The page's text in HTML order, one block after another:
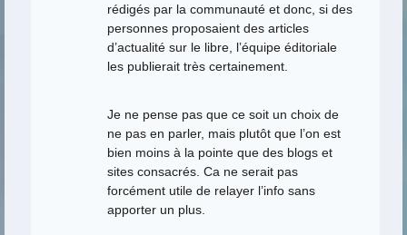
rédigés par la communauté et donc, si des
personnes proposaient des articles
d’actualité sur le libre, l’équipe éditoriale
les publierait très certainement.
Je ne pense pas que ce soit un choix de
ne pas en parler, mais plutôt que l’on est
bien moins à la pointe que des blogs et
sites consacrés. Ca ne serait pas
forcément utile de relayer l’info sans
apporter un plus.